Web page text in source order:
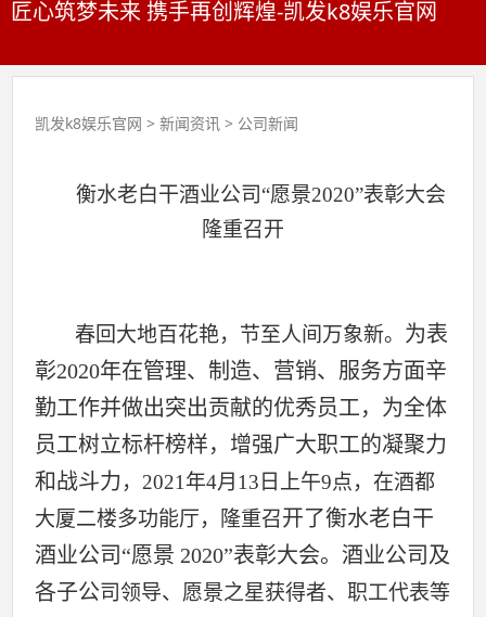
匠心筑梦未来 携手再创辉煌-凯发k8娱乐官网
凯发k8娱乐官网 >新闻资讯 > 公司新闻
衡水老白干酒业公司“愿景2020”表彰大会
隆重召开
春回大地百花艳，节至人间万象新。 为表
彰2020年在管理、制造、营销、服务方面辛
勤工作并做出突出贡献的优秀员工，为全体
员工树立标杆榜样，增强广大职工的凝聚力
和战斗力 ，2021年4月13日上午9点，在酒都
大厦二楼多功能厅，隆重召开了衡水老白干
酒业公司“愿景 2020”表彰大会。酒业公司及
各子公司领导、愿景之星获得者、职工代表等